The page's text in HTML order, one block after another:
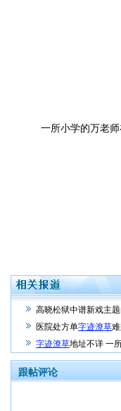
一所小学的万老师
高晓松狱中谱新戏主
医院处方单字迹潦草
字迹潦草地址不详 一
跟帖评论